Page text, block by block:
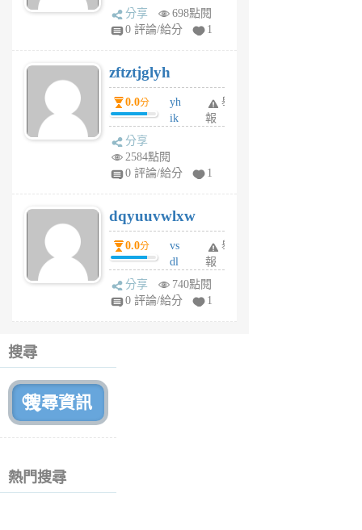
rh
pe
月
前
分享
698點閱
0 評論/給分
1
zftztjglyh
0.0分
yh
ik
tu
6
個
月
前
舉
報
分享
2584點閱
0 評論/給分
1
dqyuuvwlxw
0.0分
vs
dl
sq
fy
舉
報
分享
740點閱
0 評論/給分
1
搜尋
熱門搜尋